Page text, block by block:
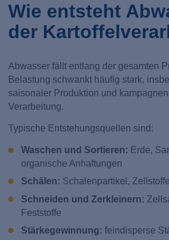
Wie entsteht
der
Abwasser fällt entlang der gesamten
Belastung schwankt häufig stark,
saisonaler Produktion und
Verarbeitung.
Typische Entstehungsquellen sind:
Waschen und Sortieren: Erde,
organische Anhaftungen
Schälen: Schalenpartikel,
Schneiden und Zerkleinern:
Feststoffe
Stärkegewinnung: feindisperse